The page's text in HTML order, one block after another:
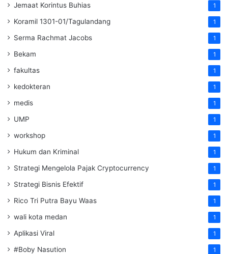
Jemaat Korintus Buhias 1
Koramil 1301-01/Tagulandang 1
Serma Rachmat Jacobs 1
Bekam 1
fakultas 1
kedokteran 1
medis 1
UMP 1
workshop 1
Hukum dan Kriminal 1
Strategi Mengelola Pajak Cryptocurrency 1
Strategi Bisnis Efektif 1
Rico Tri Putra Bayu Waas 1
wali kota medan 1
Aplikasi Viral 1
#Boby Nasution 1